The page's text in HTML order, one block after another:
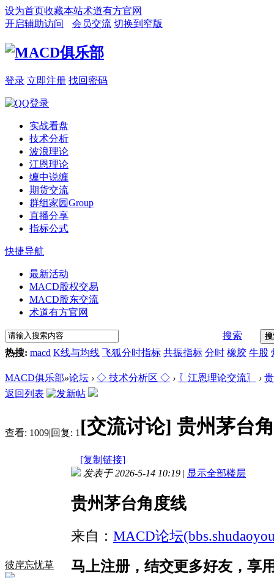
设为首页收藏本站术道有方官网
开启辅助访问
会员交流 切换到窄版
登录 立即注册 找回密码
实战看盘
技术分析
波浪理论
江恩理论
缠中说缠
期货交流
群组家园Group
直播分享
指标公式
快捷导航
最新活动
MACD股权交易
MACD股东交流
术道有方官网
搜索
热搜: macd K线与均线 飞狐分时指标 共振指标 分时 橡胶 牛股
MACD俱乐部»论坛 › ◇ 技术分析区 ◇ › 〖江恩理论交流〗 ›
返回列表
查看: 1009|回复: 1 [交流讨论] 贵州茅台
[复制链接]
彼岸忘忧草
发表于 2026-5-14 10:19 | 显示全部楼层
贵州茅台角度线
来自： MACD论坛
马上注册，结交更多好友，享